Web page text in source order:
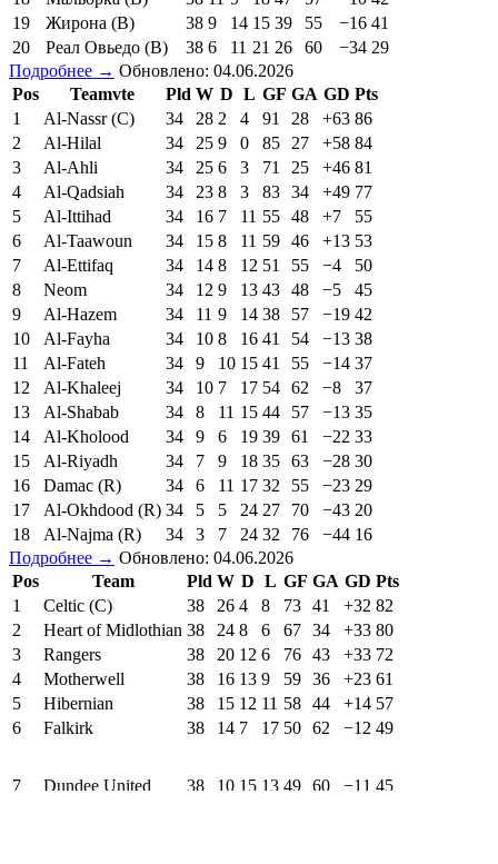
19
Жирона (В) 38 9 14 15 39 55 −16 41
20
Реал Овьедо (В) 38 6 11 21 26 60 −34 29
Подробнее → Обновлено: 04.06.2026
Pos
Teamvte Pld W D L GF GA GD Pts
1
Al-Nassr (C) 34 28 2 4 91 28 +63 86
2
Al-Hilal 34 25 9 0 85 27 +58 84
3
Al-Ahli 34 25 6 3 71 25 +46 81
4
Al-Qadsiah 34 23 8 3 83 34 +49 77
5
Al-Ittihad 34 16 7 11 55 48 +7
55
6
Al-Taawoun 34 15 8 11 59 46 +13 53
7
Al-Ettifaq 34 14 8 12 51 55 −4
50
8
Neom 34 12 9 13 43 48 −5
45
9
Al-Hazem 34 11 9 14 38 57 −19 42
10
Al-Fayha 34 10 8 16 41 54 −13 38
11
Al-Fateh 34 9 10 15 41 55 −14 37
12
Al-Khaleej 34 10 7 17 54 62 −8
37
13
Al-Shabab 34 8 11 15 44 57 −13 35
14
Al-Kholood 34 9 6 19 39 61 −22 33
15
Al-Riyadh 34 7 9 18 35 63 −28 30
16
Damac (R) 34 6 11 17 32 55 −23 29
17
Al-Okhdood (R) 34 5 5 24 27 70 −43 20
18
Al-Najma (R) 34 3 7 24 32 76 −44 16
Подробнее → Обновлено: 04.06.2026
Pos
Team Pld W D L GF GA GD Pts
1
Celtic (C) 38 26 4 8 73 41 +32 82
2
Heart of Midlothian 38 24 8 6 67 34 +33 80
3
Rangers 38 20 12 6 76 43 +33 72
4
Motherwell 38 16 13 9 59 36 +23 61
5
Hibernian 38 15 12 11 58 44 +14 57
6
Falkirk 38 14 7 17 50 62 −12 49
7 Dundee United 38 10 15 13 49 60 −11 45